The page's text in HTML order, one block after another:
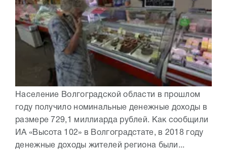
Население Волгоградской области в прошлом
году получило номинальные денежные доходы в
размере 729,1 миллиарда рублей. Как сообщили
ИА «Высота 102» в Волгоградстате, в 2018 году
денежные доходы жителей региона были...